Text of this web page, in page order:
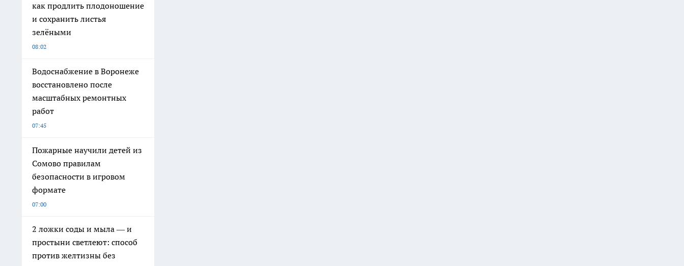
как продлить плодоношение
и сохранить листья
зелёными
08:02
Водоснабжение в Воронеже
восстановлено после
масштабных ремонтных
работ
07:45
Пожарные научили детей из
Сомово правилам
безопасности в игровом
формате
07:00
2 ложки соды и мыла — и
простыни светлеют: способ
против желтизны без